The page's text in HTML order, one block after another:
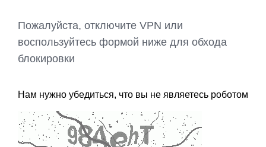
Пожалуйста, отключите VPN или
воспользуйтесь формой ниже для обхода
блокировки
Нам нужно убедиться, что вы не являетесь роботом